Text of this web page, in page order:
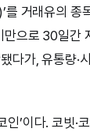
거래유의 종
으로 30일간
다가, 유통량·
’이다. 코빗·